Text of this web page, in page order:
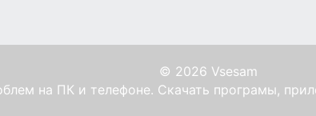
© 2026 Vsesam
на ПК и телефоне. Скачать програмы,